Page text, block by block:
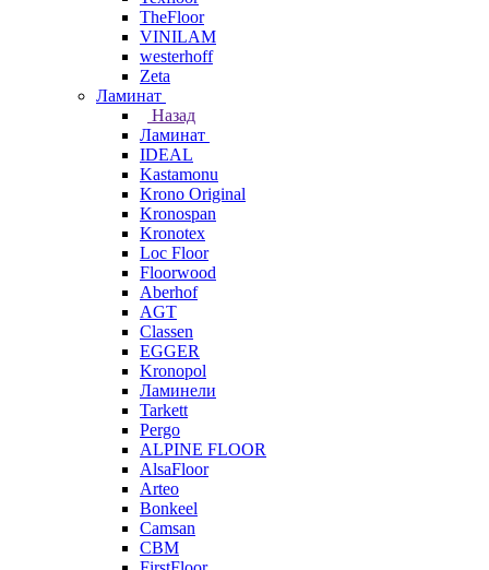
TheFloor
VINILAM
westerhoff
Zeta
Ламинат
Назад
Ламинат
IDEAL
Kastamonu
Krono Original
Kronospan
Kronotex
Loc Floor
Floorwood
Aberhof
AGT
Classen
EGGER
Kronopol
Ламинели
Tarkett
Pergo
ALPINE FLOOR
AlsaFloor
Arteo
Bonkeel
Camsan
CBM